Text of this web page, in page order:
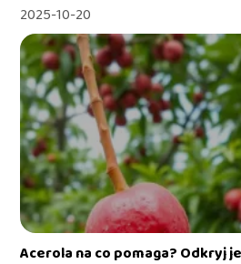
2025-10-20
Acerola na co pomaga? Odkryj